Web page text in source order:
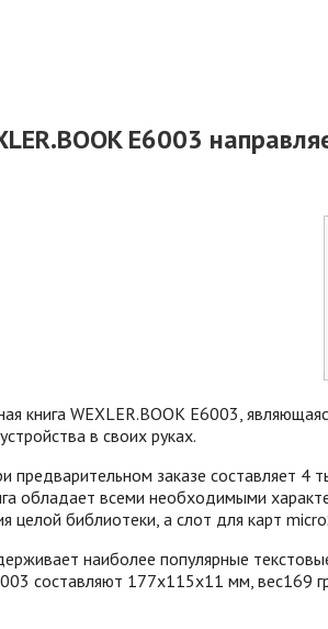
E6003
книга WEXLER.BOOK E6003,
в своих руках.
предварительном заказе составляет 4
обладает всеми необходимыми
целой библиотеки, а слот для карт
наиболее популярные
составляют 177х115х11 мм,